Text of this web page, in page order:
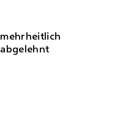
mehrheitlich
abgelehnt